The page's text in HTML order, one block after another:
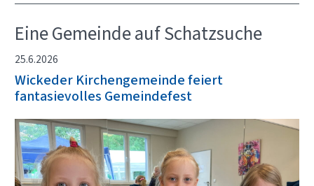
Eine Gemeinde auf Schatzsuche
25.6.2026
Wickeder Kirchengemeinde feiert
fantasievolles Gemeindefest